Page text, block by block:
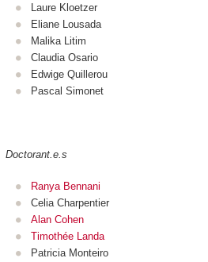
Laure Kloetzer
Eliane Lousada
Malika Litim
Claudia Osario
Edwige Quillerou
Pascal Simonet
Doctorant.e.s
Ranya Bennani
Celia Charpentier
Alan Cohen
Timothée Landa
Patricia Monteiro